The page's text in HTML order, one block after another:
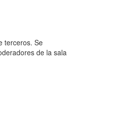
terceros. Se
de la sala